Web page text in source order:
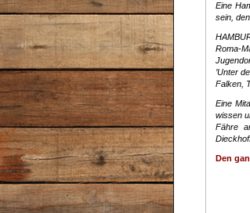
Eine
sein,
Roma-
’Unter
Falken,
Eine
wissen
Fähre
Den